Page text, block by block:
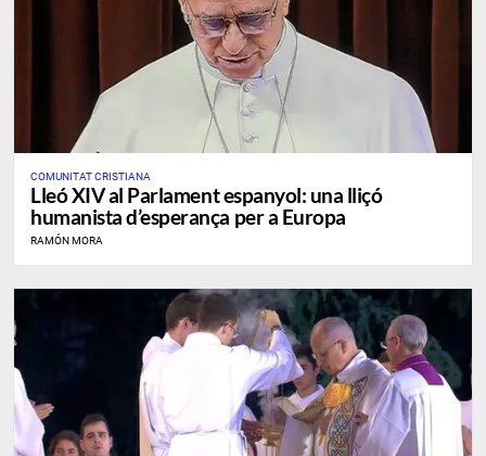
COMUNITAT CRISTIANA
Lleó XIV al Parlament espanyol: una lliçó
humanista d’esperança per a Europa
RAMÓN MORA